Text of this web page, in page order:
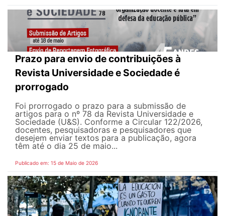
Prazo para envio de contribuições à
Revista Universidade e Sociedade é
prorrogado
Foi prorrogado o prazo para a submissão de
artigos para o nº 78 da Revista Universidade e
Sociedade (U&S). Conforme a Circular 122/2026,
docentes, pesquisadoras e pesquisadores que
desejem enviar textos para a publicação, agora
têm até o dia 25 de maio...
Publicado em: 15 de Maio de 2026